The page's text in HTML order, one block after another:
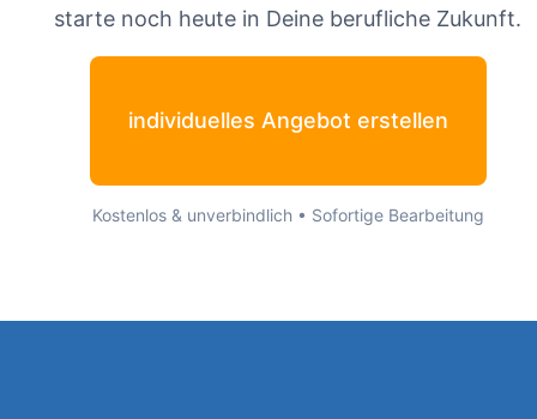
starte noch heute in Deine berufliche Zukunft.
individuelles Angebot erstellen
Kostenlos & unverbindlich • Sofortige Bearbeitung